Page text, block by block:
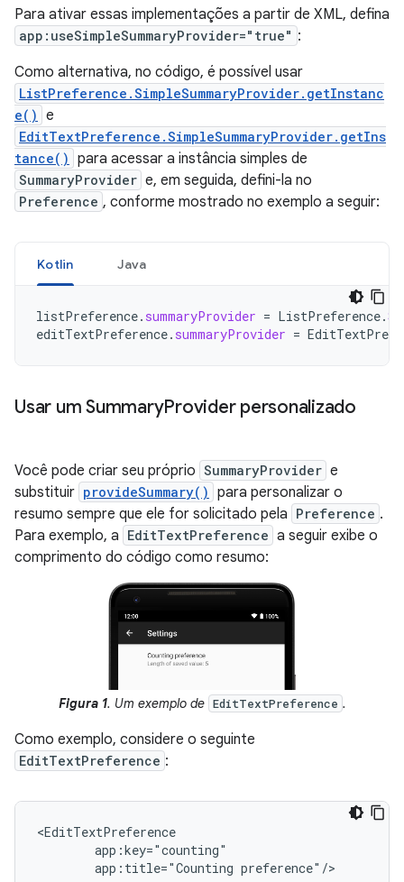
Para ativar essas implementações a partir de XML, defina
app:useSimpleSummaryProvider="true" :
Como alternativa, no código, é possível usar
ListPreference.SimpleSummaryProvider.getInstanc
e() e
EditTextPreference.SimpleSummaryProvider.getIns
tance() para acessar a instância simples de
SummaryProvider e, em seguida, defini-la no
Preference , conforme mostrado no exemplo a seguir:
Kotlin Java
listPreference. summaryProvider = ListPreference.
editTextPreference. summaryProvider =
Usar um SummaryProvider personalizado
Você pode criar seu próprio SummaryProvider e
substituir provideSummary() para personalizar o
resumo sempre que ele for solicitado pela Preference .
Para exemplo, a EditTextPreference a seguir exibe o
comprimento do código como resumo:
Figura 1. Um exemplo de EditTextPreference .
Como exemplo, considere o seguinte
EditTextPreference :
app:title="Counting preference"/>